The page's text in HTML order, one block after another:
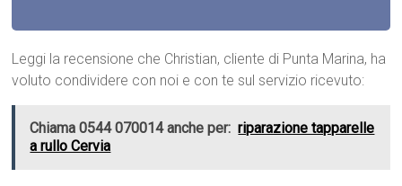
Leggi la recensione che Christian, cliente di Punta Marina, ha
voluto condividere con noi e con te sul servizio ricevuto:
Chiama 0544 070014 anche per: riparazione tapparelle
a rullo Cervia